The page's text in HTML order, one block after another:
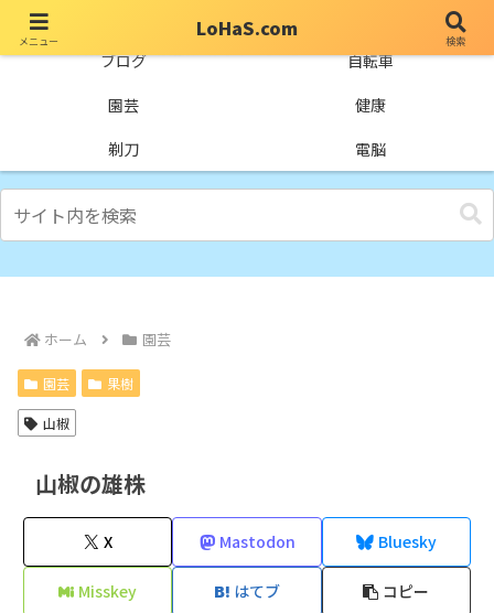
ブログ
自転車
園芸
健康
剃刀
電脳
ホーム 園芸
園芸 果樹
山椒
山椒の雄株
X Mastodon Bluesky
Misskey はてブ コピー
メニュー
LoHaS.com
検索